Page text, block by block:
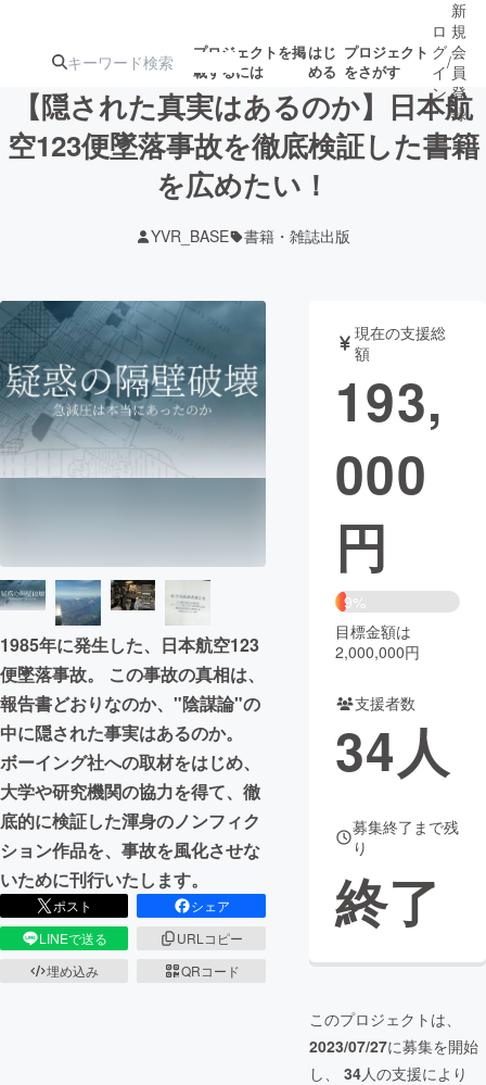
プロジェクトを掲
載するには
はじ
める
プロジェクト
をさがす
注目の新着プロ
ジェクト
募集終了が近いプ
テクノロジー・ガジェット
映像・映画 書籍・雑誌
ビジネス・起業 チャレンジ
CAMPFIRE for Social Good
CAMPFIRE Creation
CAMPFIREふるさと納税
コミュニティ
ロ
グ
イ
ン
/
新
規
会
員
登
録
【隠された真実はあるのか】日本航
空123便墜落事故を徹底検証した書籍
を広めたい！
YVR_BASE 書籍・雑誌出版
1985年に発生した、日本航空123
便墜落事故。 この事故の真相は、
報告書どおりなのか、"陰謀論"の
中に隠された事実はあるのか。
ボーイング社への取材をはじめ、
大学や研究機関の協力を得て、徹
底的に検証した渾身のノンフィク
ション作品を、事故を風化させな
いために刊行いたします。
ポスト
シェア
LINEで送る
URLコピー
埋め込み
QRコード
現在の支援総
額
193,
000
円
9%
目標金額は
2,000,000円
支援者数
34人
募集終了まで残
り
終了
このプロジェクトは、
2023/07/27に募集を開始
し、 34人の支援により